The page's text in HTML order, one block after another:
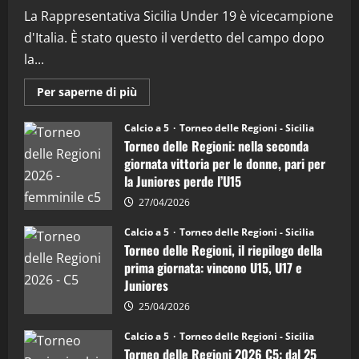
08/04/2026
La Rappresentativa Sicilia Under 19 è vicecampione
d'Italia. È stato questo il verdetto del campo dopo
la...
Per saperne di più
informazioni
Torneo
delle
Regioni
di
calcio
a
5:
la
Juniores
è
vicecampione
d’Italia
Calcio a 5 Torneo delle Regioni - Sicilia
Torneo delle Regioni: nella seconda
giornata vittoria per le donne, pari per
la Juniores perde l’U15
27/04/2026
Calcio a 5 Torneo delle Regioni - Sicilia
Torneo delle Regioni, il riepilogo della
prima giornata: vincono U15, U17 e
Juniores
25/04/2026
Calcio a 5 Torneo delle Regioni - Sicilia
Torneo delle Regioni 2026 C5: dal 25